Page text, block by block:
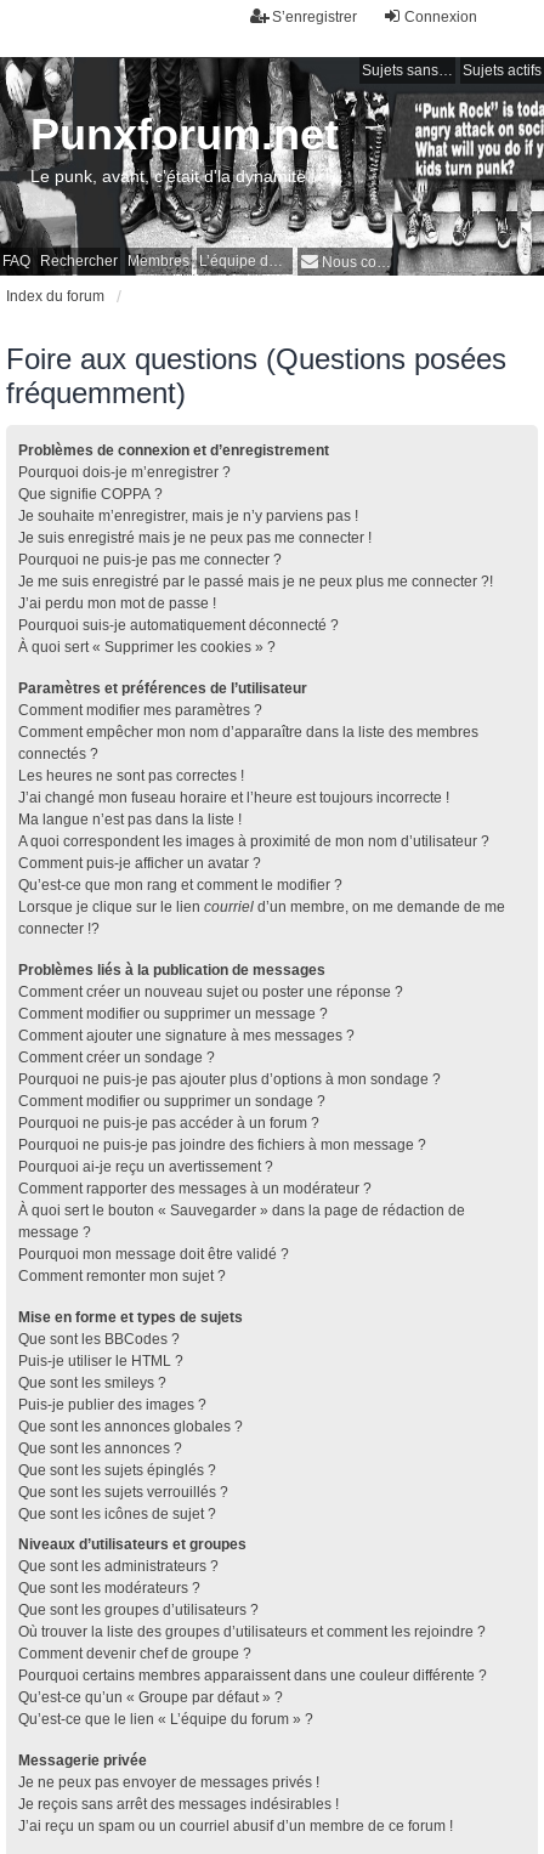
Connexion
S’enregistrer
Sujets sans réponse Sujets actifs
FAQ Rechercher Membres L’équipe du forum Nous contacter
Punxforum.net
Le punk, avant, c'était d'la dynamite !
Index du forum
Foire aux questions (Questions posées
fréquemment)
Problèmes de connexion et d’enregistrement
Pourquoi dois-je m’enregistrer ?
Que signifie COPPA ?
Je souhaite m’enregistrer, mais je n’y parviens pas !
Je suis enregistré mais je ne peux pas me connecter !
Pourquoi ne puis-je pas me connecter ?
Je me suis enregistré par le passé mais je ne peux plus me connecter ?!
J’ai perdu mon mot de passe !
Pourquoi suis-je automatiquement déconnecté ?
À quoi sert « Supprimer les cookies » ?
Paramètres et préférences de l’utilisateur
Comment modifier mes paramètres ?
Comment empêcher mon nom d’apparaître dans la liste des membres
connectés ?
Les heures ne sont pas correctes !
J’ai changé mon fuseau horaire et l’heure est toujours incorrecte !
Ma langue n’est pas dans la liste !
A quoi correspondent les images à proximité de mon nom d’utilisateur ?
Comment puis-je afficher un avatar ?
Qu’est-ce que mon rang et comment le modifier ?
Lorsque je clique sur le lien courriel d’un membre, on me demande de me
connecter !?
Problèmes liés à la publication de messages
Comment créer un nouveau sujet ou poster une réponse ?
Comment modifier ou supprimer un message ?
Comment ajouter une signature à mes messages ?
Comment créer un sondage ?
Pourquoi ne puis-je pas ajouter plus d’options à mon sondage ?
Comment modifier ou supprimer un sondage ?
Pourquoi ne puis-je pas accéder à un forum ?
Pourquoi ne puis-je pas joindre des fichiers à mon message ?
Pourquoi ai-je reçu un avertissement ?
Comment rapporter des messages à un modérateur ?
À quoi sert le bouton « Sauvegarder » dans la page de rédaction de
message ?
Pourquoi mon message doit être validé ?
Comment remonter mon sujet ?
Mise en forme et types de sujets
Que sont les BBCodes ?
Puis-je utiliser le HTML ?
Que sont les smileys ?
Puis-je publier des images ?
Que sont les annonces globales ?
Que sont les annonces ?
Que sont les sujets épinglés ?
Que sont les sujets verrouillés ?
Que sont les icônes de sujet ?
Niveaux d’utilisateurs et groupes
Que sont les administrateurs ?
Que sont les modérateurs ?
Que sont les groupes d’utilisateurs ?
Où trouver la liste des groupes d’utilisateurs et comment les rejoindre ?
Comment devenir chef de groupe ?
Pourquoi certains membres apparaissent dans une couleur différente ?
Qu’est-ce qu’un « Groupe par défaut » ?
Qu’est-ce que le lien « L’équipe du forum » ?
Messagerie privée
Je ne peux pas envoyer de messages privés !
Je reçois sans arrêt des messages indésirables !
J’ai reçu un spam ou un courriel abusif d’un membre de ce forum !